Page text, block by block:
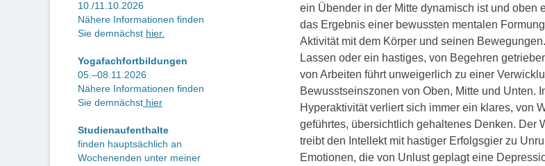
ein Übender in der Mitte dynamisch ist und oben
das Ergebnis einer bewussten mentalen
Aktivität mit dem Körper und seinen
Lassen oder ein hastiges, von Begehren
von Arbeiten führt unweigerlich zu einer
Bewusstseinszonen von Oben, Mitte und Unten.
Hyperaktivität verliert sich immer ein klares, von
geführtes, übersichtlich gehaltenes Denken. Der
treibt den Intellekt mit hastiger Erfolgsgier zu
Emotionen, die von Unlust geplagt eine
10./11.10.2026
Nähere Informationen finden
Sie demnächst hier.
Yogafachfortbildungen
05.–08.11.2026
Nähere Informationen finden
Sie demnächst hier
Studienaufenthalte
finden hauptsächlich an
Wochenenden unter meiner